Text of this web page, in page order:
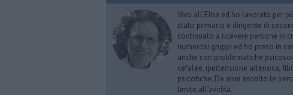
Vivo all’Elba ed ho lavorato per
stato primario e dirigente di
continuato a ricevere persone in
numerosi gruppi ed ho preso in
anche con problematiche
cefalee, ipertensione arteriosa,
psicotiche. Da anni ascolto le
limite all’avidità.